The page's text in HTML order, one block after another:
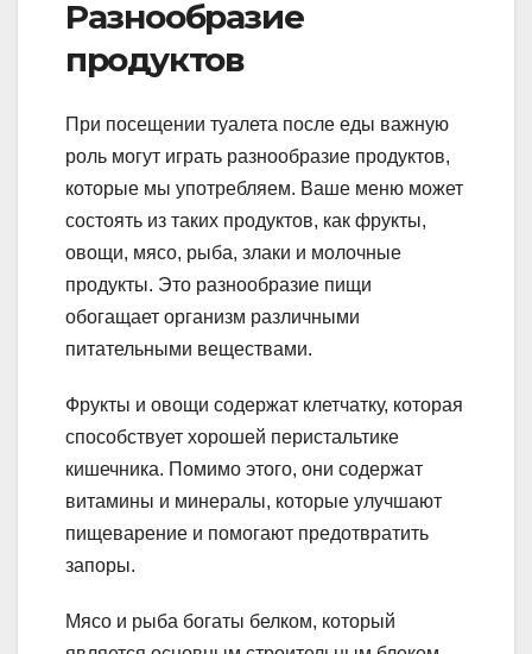
Разнообразие
продуктов
При посещении туалета после еды важную
роль могут играть разнообразие продуктов,
которые мы употребляем. Ваше меню может
состоять из таких продуктов, как фрукты,
овощи, мясо, рыба, злаки и молочные
продукты. Это разнообразие пищи
обогащает организм различными
питательными веществами.
Фрукты и овощи содержат клетчатку, которая
способствует хорошей перистальтике
кишечника. Помимо этого, они содержат
витамины и минералы, которые улучшают
пищеварение и помогают предотвратить
запоры.
Мясо и рыба богаты белком, который